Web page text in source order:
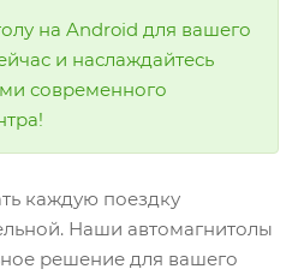
на Android для вашего
и наслаждайтесь
современного
каждую поездку
Наши автомагнитолы
решение для вашего